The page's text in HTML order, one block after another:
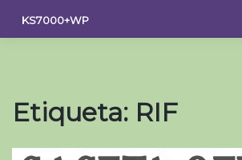
contenido
KS7000+WP
Etiqueta: RIF